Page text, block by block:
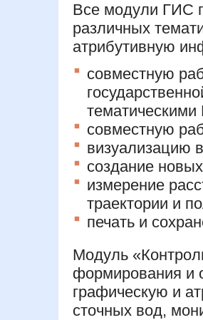
Все модули ГИС
различных
атрибутивную
совместную
тематическими
совместную
визуализацию
создание
измерение
траектории и
печать и
Модуль
формирования и
графическую и
сточных вод,